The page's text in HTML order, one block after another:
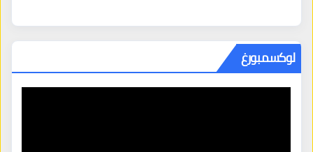
لوكسمبورغ